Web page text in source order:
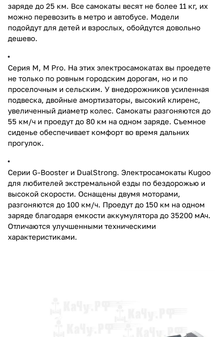
заряде до 25 км. Все самокаты весят не более 11 кг, их
можно перевозить в метро и автобусе. Модели
подойдут для детей и взрослых, обойдутся довольно
дешево.
Серия M, М Pro. На этих электросамокатах вы проедете
не только по ровным городским дорогам, но и по
проселочным и сельским. У внедорожников усиленная
подвеска, двойные амортизаторы, высокий клиренс,
увеличенный диаметр колес. Самокаты разгоняются до
55 км/ч и проедут до 80 км на одном заряде. Съемное
сиденье обеспечивает комфорт во время дальних
прогулок.
Серии G-Booster и DualStrong. Электросамокаты Kugoo
для любителей экстремальной езды по бездорожью и
высокой скорости. Оснащены двумя моторами,
разгоняются до 100 км/ч. Проедут до 150 км на одном
заряде благодаря емкости аккумулятора до 35200 мАч.
Отличаются улучшенными техническими
характеристиками.